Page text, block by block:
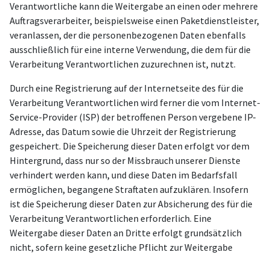
Verantwortliche kann die Weitergabe an einen oder mehrere
Auftragsverarbeiter, beispielsweise einen Paketdienstleister,
veranlassen, der die personenbezogenen Daten ebenfalls
ausschließlich für eine interne Verwendung, die dem für die
Verarbeitung Verantwortlichen zuzurechnen ist, nutzt.
Durch eine Registrierung auf der Internetseite des für die
Verarbeitung Verantwortlichen wird ferner die vom Internet-
Service-Provider (ISP) der betroffenen Person vergebene IP-
Adresse, das Datum sowie die Uhrzeit der Registrierung
gespeichert. Die Speicherung dieser Daten erfolgt vor dem
Hintergrund, dass nur so der Missbrauch unserer Dienste
verhindert werden kann, und diese Daten im Bedarfsfall
ermöglichen, begangene Straftaten aufzuklären. Insofern
ist die Speicherung dieser Daten zur Absicherung des für die
Verarbeitung Verantwortlichen erforderlich. Eine
Weitergabe dieser Daten an Dritte erfolgt grundsätzlich
nicht, sofern keine gesetzliche Pflicht zur Weitergabe